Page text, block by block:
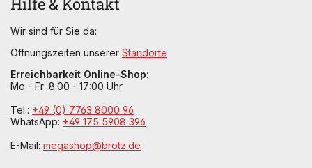
Wir sind für Sie da:
Öffnungszeiten unserer Standorte
Erreichbarkeit Online-Shop:
Mo - Fr: 8:00 - 17:00 Uhr
Tel.: +49 (0) 7763 8000 96
WhatsApp: +49 175 5908 396
E-Mail: megashop@brotz.de